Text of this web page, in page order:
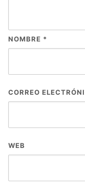
NOMBRE *
CORREO
WEB